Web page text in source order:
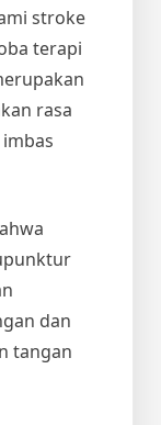
stroke
terapi
rasa
dan
tangan